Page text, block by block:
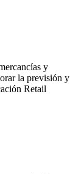
y
la previsión y
Retail